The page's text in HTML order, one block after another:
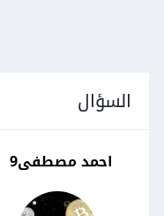
السؤال
احمد مصطفى9